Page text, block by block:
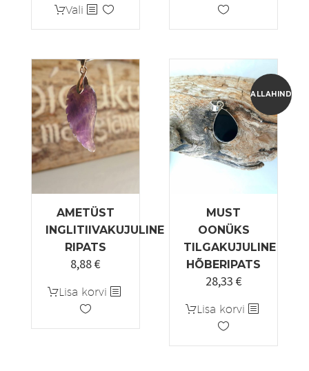
oli:
5,55 €.
on:
4,44 €.
Vali Sellel
tootel
mitu
varianti.
Valikuid
saab
teha
tootelehel.
AMETÜST
INGLITIIVAKUJULINE
RIPATS
8,88€
Lisa korvi
ALLAHINDLUS!
MUST
OONÜKS
TILGAKUJULINE
HÕBERIPATS
Algne
oli:
33,33 €.
28,33 €Praegune
on:
Lisa korvi